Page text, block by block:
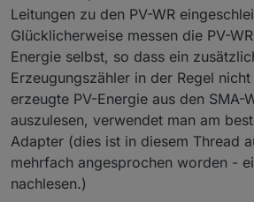
at startListening
at node:dgram:369:7
at
2023-05-07 05:03:38.058 -
2023-05-07 05:03:38.087 -
2023-05-07 05:03:38.089 -
2023-05-07 05:03:38.092 -
2023-05-07 05:03:38.094 -
2023-05-07 05:03:38.753 -
2023-05-07 05:03:38.755 -
Leitungen zu den PV-WR
Glücklicherweise messen die PV-
Energie selbst, so dass ein
Erzeugungszähler in der Regel
erzeugte PV-Energie aus den SMA-
auszulesen, verwendet man am
Adapter (dies ist in diesem Thread
mehrfach angesprochen worden -
nachlesen.)